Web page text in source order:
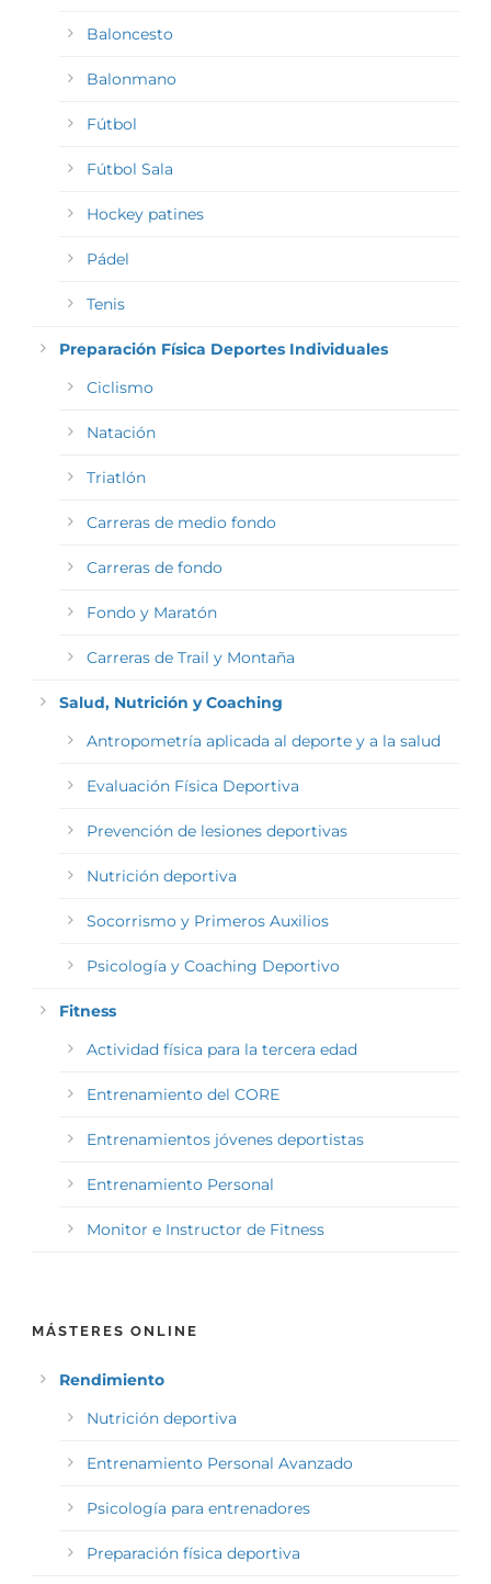
Baloncesto
Balonmano
Fútbol
Fútbol Sala
Hockey patines
Pádel
Tenis
Preparación Física Deportes Individuales
Ciclismo
Natación
Triatlón
Carreras de medio fondo
Carreras de fondo
Fondo y Maratón
Carreras de Trail y Montaña
Salud, Nutrición y Coaching
Antropometría aplicada al deporte y a la salud
Evaluación Física Deportiva
Prevención de lesiones deportivas
Nutrición deportiva
Socorrismo y Primeros Auxilios
Psicología y Coaching Deportivo
Fitness
Actividad física para la tercera edad
Entrenamiento del CORE
Entrenamientos jóvenes deportistas
Entrenamiento Personal
Monitor e Instructor de Fitness
MÁSTERES ONLINE
Rendimiento
Nutrición deportiva
Entrenamiento Personal Avanzado
Psicología para entrenadores
Preparación física deportiva